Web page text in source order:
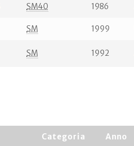
SM40 1986
SM 1999
SM 1992
Categoria Anno